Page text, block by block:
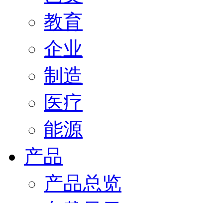
教育
企业
制造
医疗
能源
产品
产品总览